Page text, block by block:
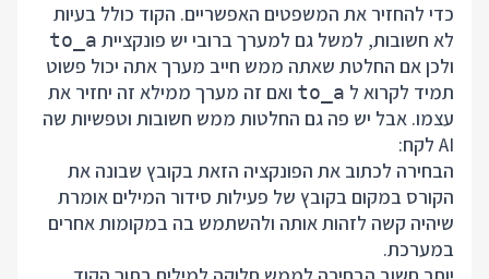
כדי להחזיר את המשפטים האפשריים. הקוד כולל בעיות
לא חשובות, למשל גם למערך ברובי יש פונקציית to_a
ולכן אם החלטת שאתה ממש חייב מערך אתה יכול פשוט
תמיד לקרוא ל to_a ואם זה מערך ממילא זה יחזיר את
עצמו. אבל יש פה גם החלטות ממש חשובות וטפשיות שה
AI לקח:
הבחירה לכתוב את הפונקציה הזאת בקובץ שבונה את
הקורס במקום בקובץ של פעילות סידור המילים אומרת
שיהיה קשה לזהות אותה ולהשתמש בה במקומות אחרים
במערכת.